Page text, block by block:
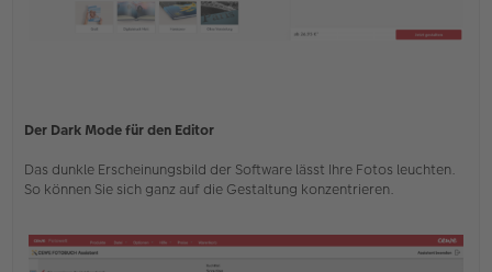
Der Dark Mode für den Editor
Das dunkle Erscheinungsbild der Software lässt Ihre Fotos leuchten.
So können Sie sich ganz auf die Gestaltung konzentrieren.